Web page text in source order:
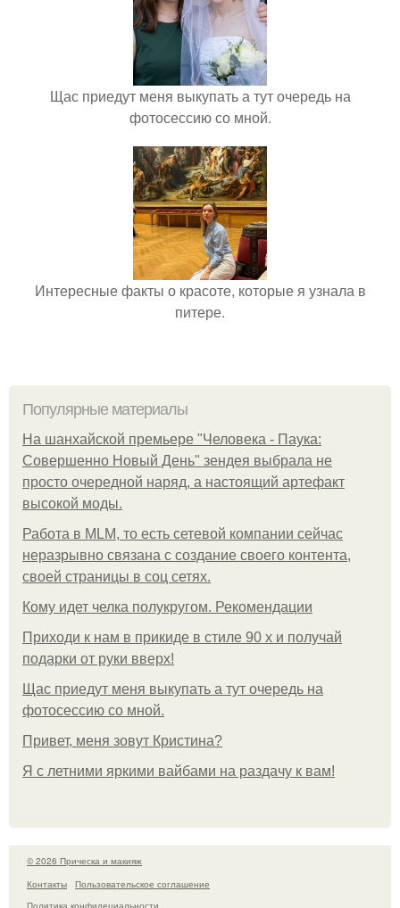
Щас приедут меня выкупать а тут очередь на
фотосессию со мной.
Интересные факты о красоте, которые я узнала в
питере.
Популярные материалы
На шанхайской премьере "Человека - Паука:
Совершенно Новый День" зендея выбрала не
просто очередной наряд, а настоящий артефакт
высокой моды.
Работа в MLM, то есть сетевой компании сейчас
неразрывно связана с создание своего контента,
своей страницы в соц сетях.
Кому идет челка полукругом. Рекомендации
Приходи к нам в прикиде в стиле 90 х и получай
подарки от руки вверх!
Щас приедут меня выкупать а тут очередь на
фотосессию со мной.
Привет, меня зовут Кристина?
Я с летними яркими вайбами на раздачу к вам!
© 2026 Прическа и макияж
Контакты
Пользовательское соглашение